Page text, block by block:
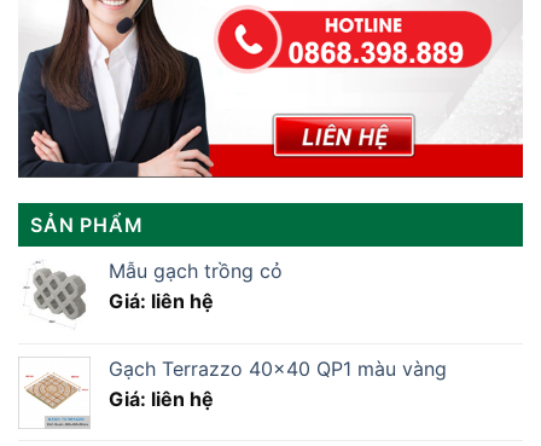
SẢN PHẨM
Mẫu gạch trồng cỏ
Giá: liên hệ
Gạch Terrazzo 40×40 QP1 màu vàng
Giá: liên hệ